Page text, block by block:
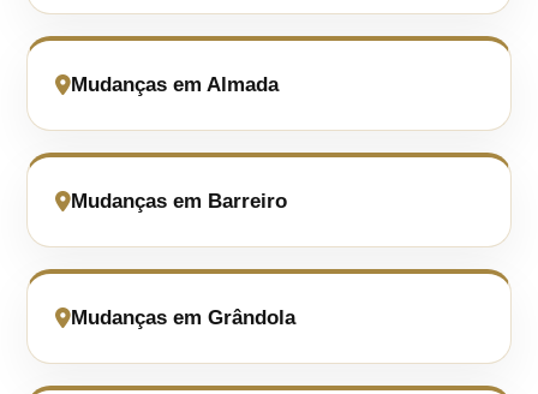
Mudanças em Almada
Mudanças em Barreiro
Mudanças em Grândola